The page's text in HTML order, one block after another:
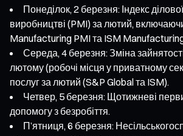
Понеділок, 2 березня: Індекс
виробництві (PMI) за лютий,
Manufacturing PMI та ISM
Середа, 4 березня: Зміна
лютому (робочі місця у приватному
послуг за лютий (S&P Global та ISM).
Четвер, 5 березня: Щотижневі
допомогу з безробіття.
П’ятниця, 6 березня: